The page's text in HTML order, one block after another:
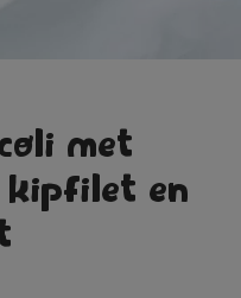
met
kipfilet en